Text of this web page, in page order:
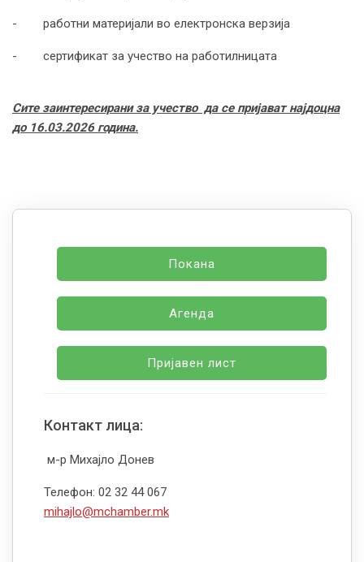
- работни материјали во електронска верзија
- сертификат за учество на работилницата
Сите заинтересирани за учество да се пријават најдоцна
до 16.03.2026 година.
Покана
Агенда
Пријавен лист
Контакт лица:
м-р Михајло Донев
Телефон: 02 32 44 067
mihajlo@mchamber.mk